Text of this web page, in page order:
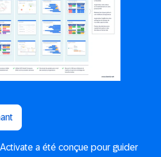
a été conçue pour guider